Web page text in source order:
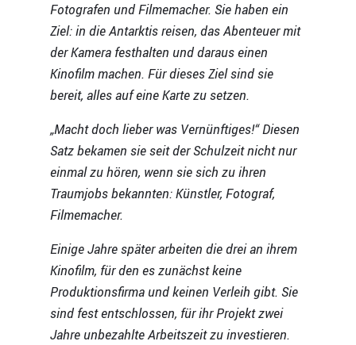
Fotografen und Filmemacher. Sie haben ein
Ziel: in die Antarktis reisen, das Abenteuer mit
der Kamera festhalten und daraus einen
Kinofilm machen. Für dieses Ziel sind sie
bereit, alles auf eine Karte zu setzen.
„Macht doch lieber was Vernünftiges!“ Diesen
Satz bekamen sie seit der Schulzeit nicht nur
einmal zu hören, wenn sie sich zu ihren
Traumjobs bekannten: Künstler, Fotograf,
Filmemacher.
Einige Jahre später arbeiten die drei an ihrem
Kinofilm, für den es zunächst keine
Produktionsfirma und keinen Verleih gibt. Sie
sind fest entschlossen, für ihr Projekt zwei
Jahre unbezahlte Arbeitszeit zu investieren.